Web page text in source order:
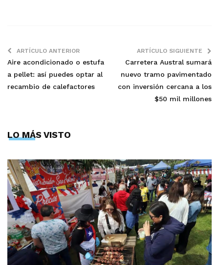
ARTÍCULO ANTERIOR
Aire acondicionado o estufa
a pellet: así puedes optar al
recambio de calefactores
ARTÍCULO SIGUIENTE
Carretera Austral sumará
nuevo tramo pavimentado
con inversión cercana a los
$50 mil millones
LO MÁS VISTO